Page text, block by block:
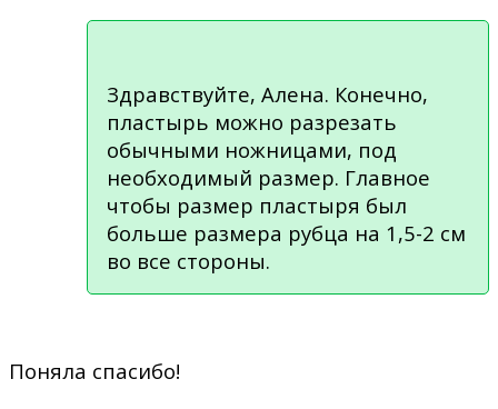
Здравствуйте, Алена. Конечно,
пластырь можно разрезать
обычными ножницами, под
необходимый размер. Главное
чтобы размер пластыря был
больше размера рубца на 1,5-2 см
во все стороны.
Поняла спасибо!